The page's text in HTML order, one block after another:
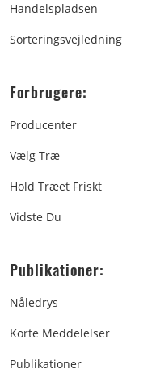
Handelspladsen
Sorteringsvejledning
Forbrugere:
Producenter
Vælg Træ
Hold Træet Friskt
Vidste Du
Publikationer:
Nåledrys
Korte Meddelelser
Publikationer